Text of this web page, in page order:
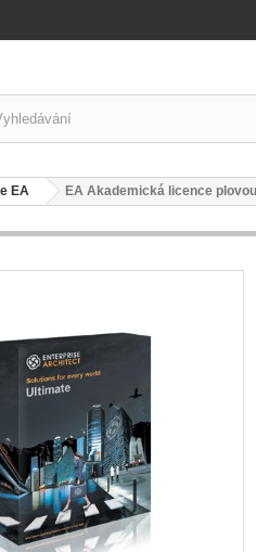
EA EA Akademická licence